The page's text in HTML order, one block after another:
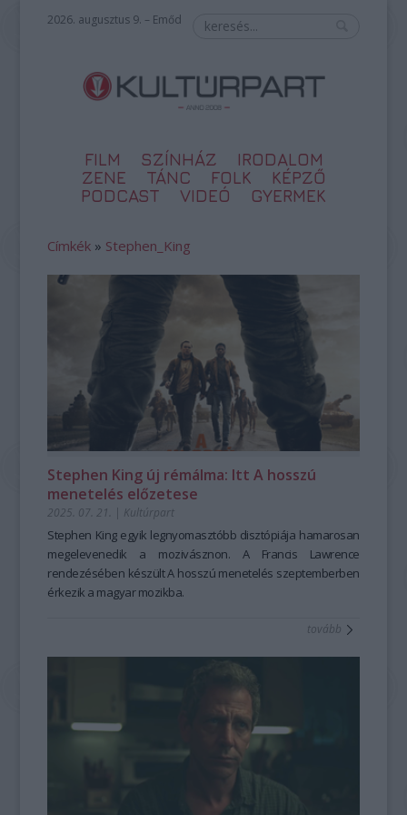
2026. augusztus 9. – Emőd
FILM SZÍNHÁZ
IRODALOM
ZENE
TÁNC FOLK
KÉPZŐ
PODCAST
VIDEÓ GYERMEK
Címkék » Stephen_King
Stephen King új rémálma: Itt A hosszú
menetelés előzetese
2025. 07. 21. | Kultúrpart
Stephen King egyik legnyomasztóbb disztópiája hamarosan
megelevenedik a mozivásznon. A Francis Lawrence
rendezésében készültA hosszú menetelés szeptemberben
érkezik a magyar mozikba.
regényének filmadaptációjában Amerikát egy totalitárius
menetelés' nevű eseményt, melyen három mérföld per óra
sebességgel kell megállás nélkül gyalogolnia fiatal
férfiaknak, különben kivégzik őket, amíg csak egy marad
közülük életben.
1979-ben adták ki (ráadásul az író a
környékén, alig 19 évesen, a Maine-i Egyetemen töltött évei
alatt elkezdte írni, nyolc évvel az első regényének
tovább